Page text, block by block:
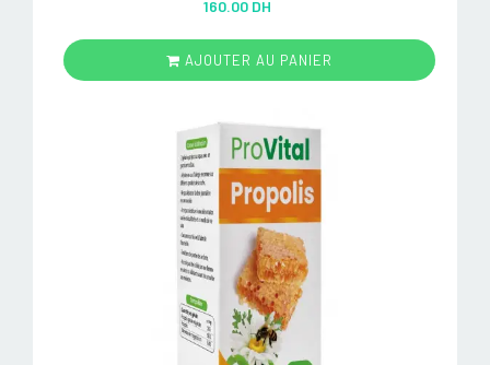
out of 5
160.00 DH
AJOUTER AU PANIER